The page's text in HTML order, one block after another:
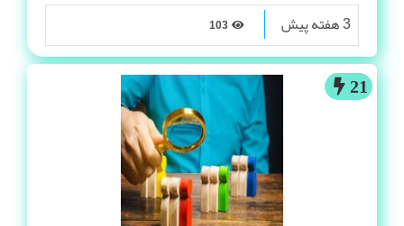
3 هفته پیش
21